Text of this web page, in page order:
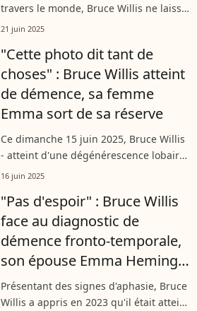
travers le monde, Bruce Willis ne laisse
pourtant pas que des souvenirs
animateur français connu de...
21 juin 2025
"Cette photo dit tant de
choses" : Bruce Willis atteint
de démence, sa femme
Emma sort de sa réserve
Ce dimanche 15 juin 2025, Bruce Willis
- atteint d'une dégénérescence lobaire
fronto-temporale - a été mis à
l'occasion de la fête des Pères....
16 juin 2025
"Pas d'espoir" : Bruce Willis
face au diagnostic de
démence fronto-temporale,
son épouse Emma Heming
aborde la réaction de
l'acteur en l'apprenant
Présentant des signes d'aphasie, Bruce
Willis a appris en 2023 qu'il était atteint